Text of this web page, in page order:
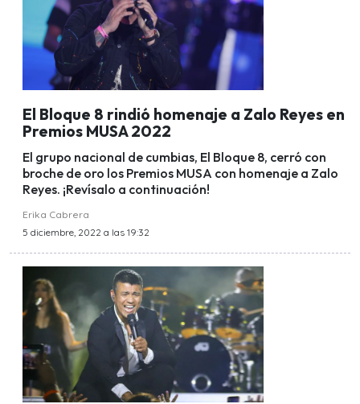
El Bloque 8 rindió homenaje a Zalo Reyes en
Premios MUSA 2022
El grupo nacional de cumbias, El Bloque 8, cerró con
broche de oro los Premios MUSA con homenaje a Zalo
Reyes. ¡Revísalo a continuación!
Erika Cabrera
5 diciembre, 2022 a las 19:32